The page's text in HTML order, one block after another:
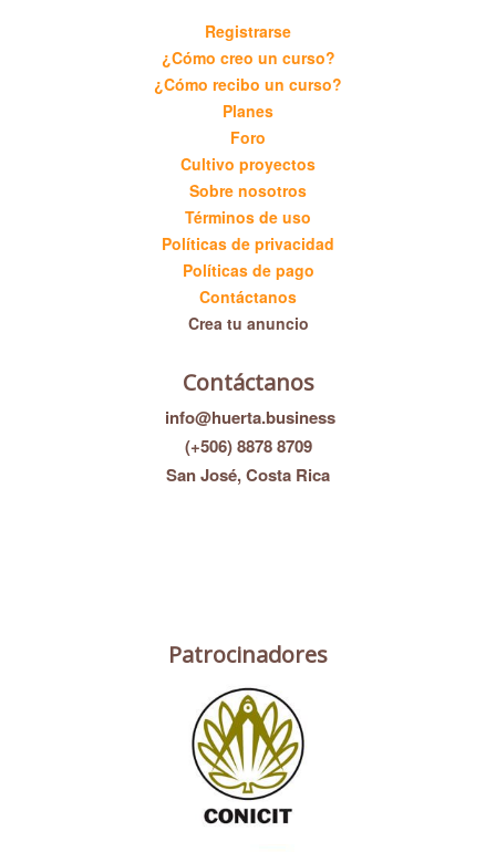
Registrarse
¿Cómo creo un curso?
¿Cómo recibo un curso?
Planes
Foro
Cultivo proyectos
Sobre nosotros
Términos de uso
Políticas de privacidad
Políticas de pago
Contáctanos
Crea tu anuncio
Contáctanos
info@huerta.business
(+506) 8878 8709
San José, Costa Rica
Patrocinadores